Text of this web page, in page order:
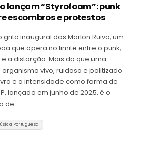
lançam “Styrofoam”: punk
escombros e protestos
grito inaugural dos Marlon Ruivo, um
que opera no limite entre o punk,
a distorção. Mais do que uma
vivo, ruidoso e politizado
e a intensidade como forma de
lançado em junho de 2025, é o
de…
Portuguesa